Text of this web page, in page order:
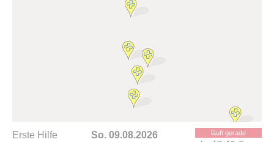
Erste Hilfe
So. 09.08.2026
läuft gerade